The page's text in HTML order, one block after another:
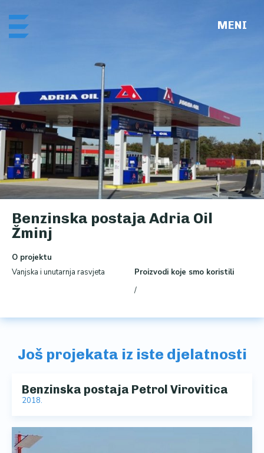
content
Benzinska postaja Adria Oil
Žminj
O projektu
Vanjska i unutarnja rasvjeta
Proizvodi koje smo koristili
/
Još projekata iz iste djelatnosti
Benzinska postaja Petrol Virovitica
2018.